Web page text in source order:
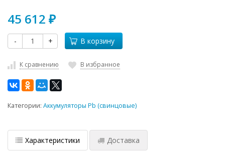
45 612 ₽
- + В корзину
К сравнению В избранное
Категории: Аккумуляторы Pb (свинцовые)
Характеристики Доставка